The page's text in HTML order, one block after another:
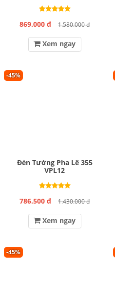
869.000 đ 1.580.000 đ
Xem ngay
-45%
Đèn Tường Pha Lê 355
VPL12
786.500 đ 1.430.000 đ
Xem ngay
-45%